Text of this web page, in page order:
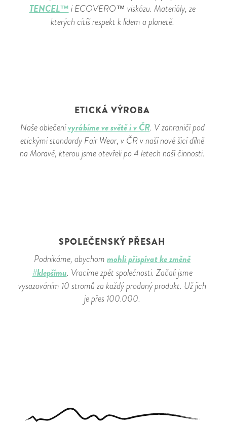
TENCEL™ i ECOVERO™ viskózu. Materiály, ze
kterých cítíš respekt k lidem a planetě.
ETICKÁ VÝROBA
Naše oblečenívyrábíme ve světě i v ČR. V zahraničí pod
etickými standardy Fair Wear, v ČR v naší nové šicí dílně
na Moravě, kterou jsme otevřeli po 4 letech naší činnosti.
SPOLEČENSKÝ PŘESAH
Podnikáme, abychom mohli přispívat ke změně
#klepšímu. Vracíme zpět společnosti. Začali jsme
vysazováním 10 stromů za každý prodaný produkt. Už jich
je přes 100.000.